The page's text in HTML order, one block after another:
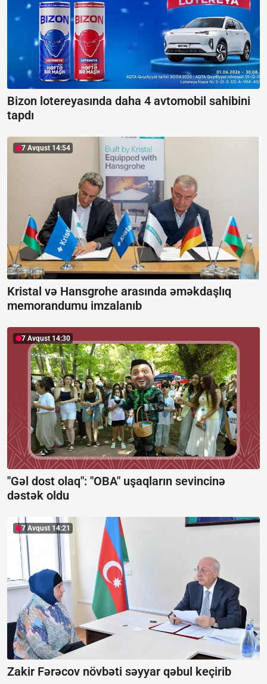
Bizon lotereyasında daha 4 avtomobil sahibini
tapdı
7 Avqust 14:54
Kristal və Hansgrohe arasında əməkdaşlıq
memorandumu imzalanıb
7 Avqust 14:30
"Gəl dost olaq": "OBA" uşaqların sevincinə
dəstək oldu
7 Avqust 14:21
Zakir Fərəcov növbəti səyyar qəbul keçirib